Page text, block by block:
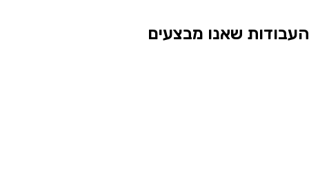
שאנו מבצעים